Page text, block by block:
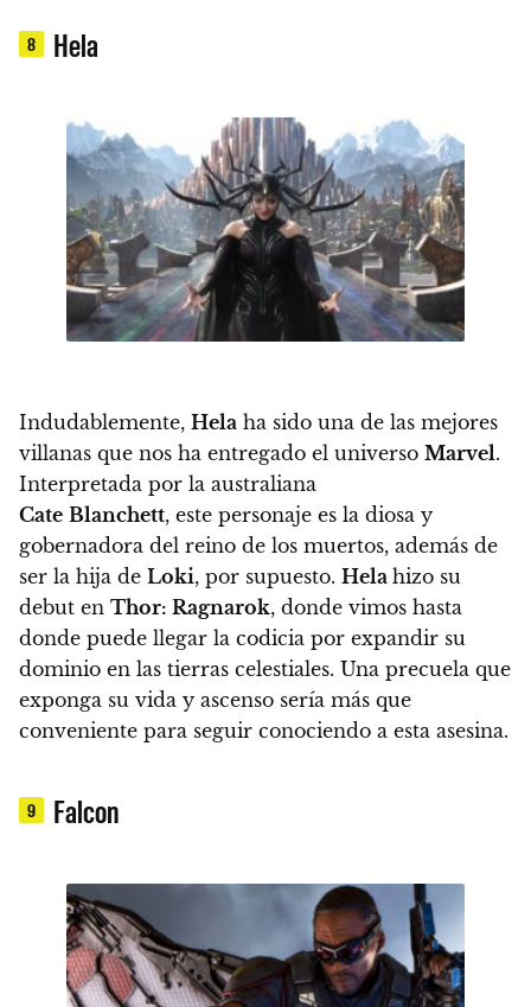
8 Hela
Indudablemente, Hela ha sido una de las mejores
villanas que nos ha entregado el universo Marvel.
Interpretada por la australiana
Cate Blanchett, este personaje es la diosa y
gobernadora del reino de los muertos, además de
ser la hija de Loki, por supuesto. Hela hizo su
debut en Thor: Ragnarok, donde vimos hasta
donde puede llegar la codicia por expandir su
dominio en las tierras celestiales. Una precuela que
exponga su vida y ascenso sería más que
conveniente para seguir conociendo a esta asesina.
9 Falcon